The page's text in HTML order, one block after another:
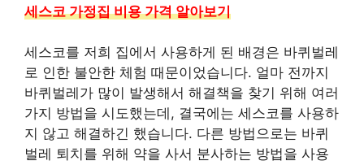
세스코 가정집 비용 가격 알아보기
세스코를 저희 집에서 사용하게 된 배경은 바퀴벌레
로 인한 불안한 체험 때문이었습니다. 얼마 전까지
바퀴벌레가 많이 발생해서 해결책을 찾기 위해 여러
가지 방법을 시도했는데, 결국에는 세스코를 사용하
지 않고 해결하긴 했습니다. 다른 방법으로는 바퀴
벌레 퇴치를 위해 약을 사서 분사하는 방법을 사용